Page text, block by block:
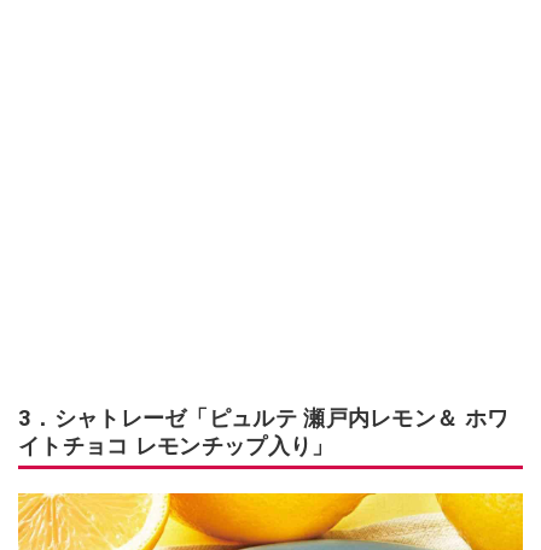
3．シャトレーゼ「ピュルテ 瀬戸内レモン＆ ホワ
イトチョコ レモンチップ入り」